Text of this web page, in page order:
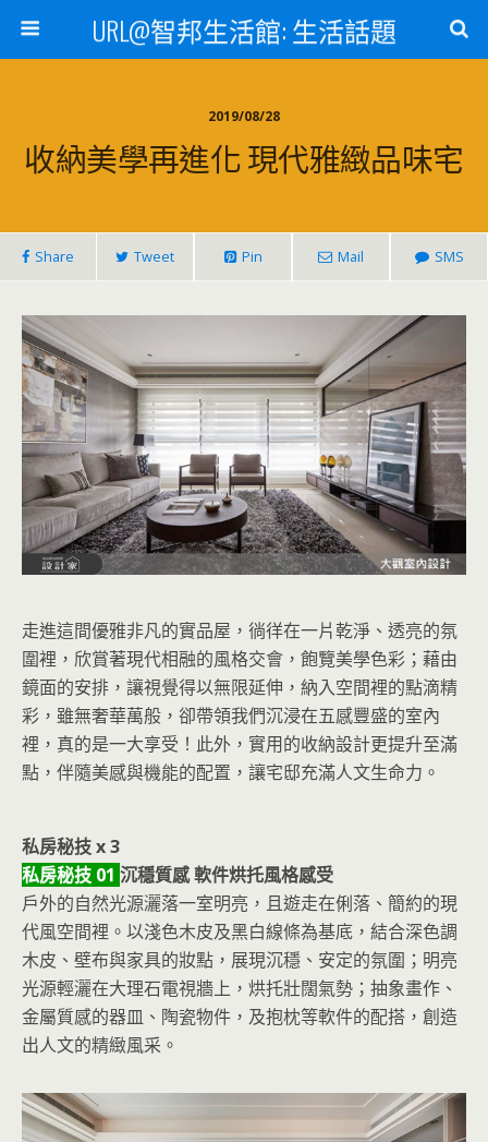
URL@智邦生活館: 生活話題
2019/08/28
收納美學再進化 現代雅緻品味宅
Share Tweet Pin Mail SMS
走進這間優雅非凡的實品屋，徜徉在一片乾淨、透亮的氛
圍裡，欣賞著現代相融的風格交會，飽覽美學色彩；藉由
鏡面的安排，讓視覺得以無限延伸，納入空間裡的點滴精
彩，雖無奢華萬般，卻帶領我們沉浸在五感豐盛的室內
裡，真的是一大享受！此外，實用的收納設計更提升至滿
點，伴隨美感與機能的配置，讓宅邸充滿人文生命力。
私房秘技 x 3
私房秘技 01 沉穩質感 軟件烘托風格感受
戶外的自然光源灑落一室明亮，且遊走在俐落、簡約的現
代風空間裡。以淺色木皮及黑白線條為基底，結合深色調
木皮、壁布與家具的妝點，展現沉穩、安定的氛圍；明亮
光源輕灑在大理石電視牆上，烘托壯闊氣勢；抽象畫作、
金屬質感的器皿、陶瓷物件，及抱枕等軟件的配搭，創造
出人文的精緻風采。